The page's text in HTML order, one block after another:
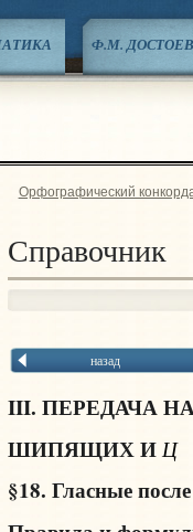
Ф.М.
Орфографический
Справочник
назад
III. ПЕРЕДАЧА
ШИПЯЩИХ ИЦ
§18. Гласные